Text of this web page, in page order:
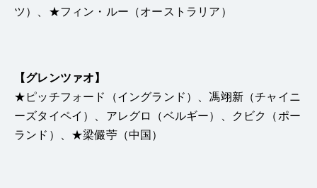
ツ）、★フィン・ルー（オーストラリア）
【グレンツァオ】
★ピッチフォード（イングランド）、馮翊新（チャイニ
ーズタイペイ）、アレグロ（ベルギー）、クビク（ポー
ランド）、★梁儼苧（中国）